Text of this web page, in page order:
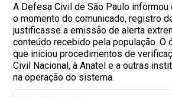
A Defesa Civil de São Paulo informou
o momento do comunicado, registro
justificasse a emissão de alerta
conteúdo recebido pela população. O
que iniciou procedimentos de
Civil Nacional, à Anatel e a outras
na operação do sistema.